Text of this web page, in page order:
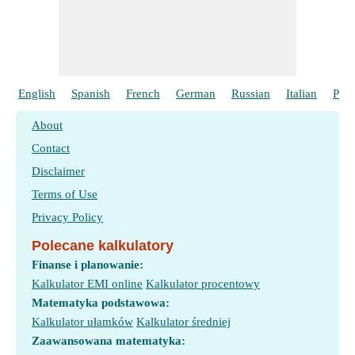
English Spanish French German Russian Italian
About
Contact
Disclaimer
Terms of Use
Privacy Policy
Polecane kalkulatory
Finanse i planowanie:
Kalkulator EMI online Kalkulator procentowy
Matematyka podstawowa:
Kalkulator ułamków Kalkulator średniej
Zaawansowana matematyka: